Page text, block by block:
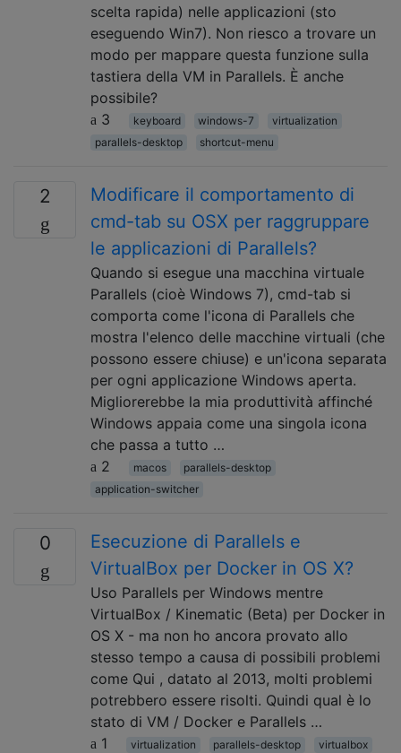
scelta rapida) nelle applicazioni (sto
eseguendo Win7). Non riesco a trovare un
modo per mappare questa funzione sulla
tastiera della VM in Parallels. È anche
possibile?
3
keyboard windows-7
virtualization
parallels-desktop
shortcut-menu
2
Modificare il comportamento di
cmd-tab su OSX per raggruppare
le applicazioni di Parallels?
Quando si esegue una macchina virtuale
Parallels (cioè Windows 7), cmd-tab si
comporta come l'icona di Parallels che
mostra l'elenco delle macchine virtuali (che
possono essere chiuse) e un'icona separata
per ogni applicazione Windows aperta.
Migliorerebbe la mia produttività affinché
Windows appaia come una singola icona
che passa a tutto …
2
macos
parallels-desktop
application-switcher
0
Esecuzione di Parallels e
VirtualBox per Docker in OS X?
Uso Parallels per Windows mentre
VirtualBox / Kinematic (Beta) per Docker in
OS X - ma non ho ancora provato allo
stesso tempo a causa di possibili problemi
come Qui , datato al 2013, molti problemi
potrebbero essere risolti. Quindi qual è lo
stato di VM / Docker e Parallels …
1
virtualization parallels-desktop
virtualbox